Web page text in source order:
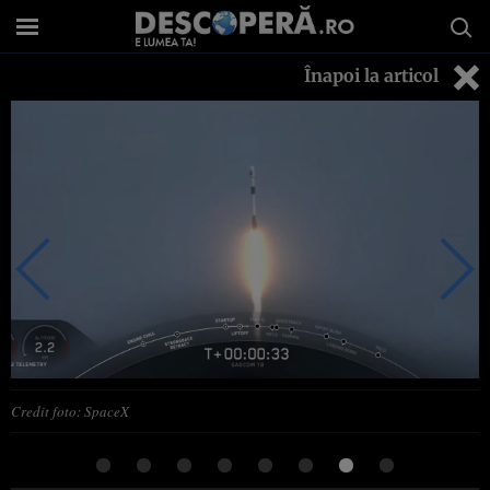
Înapoi la articol
Credit foto: SpaceX